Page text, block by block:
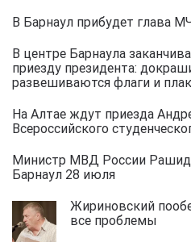
В Барнаул прибудет глава
В центре Барнаула
приезду президента:
развешиваются флаги и
На Алтае ждут приезда
Всероссийского
Министр МВД России Рашид
Барнаул 28 июля
Жириновский
все проблемы